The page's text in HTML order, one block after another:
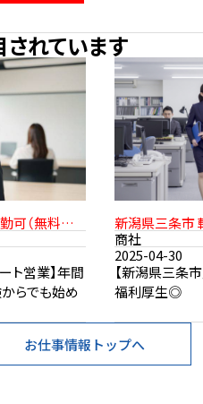
れています
可（無料駐
ト営業】年間
らでも始め
新潟県三条市
商社
2025-04-30
【新潟県三条
福利厚生◎
お仕事情報トップへ